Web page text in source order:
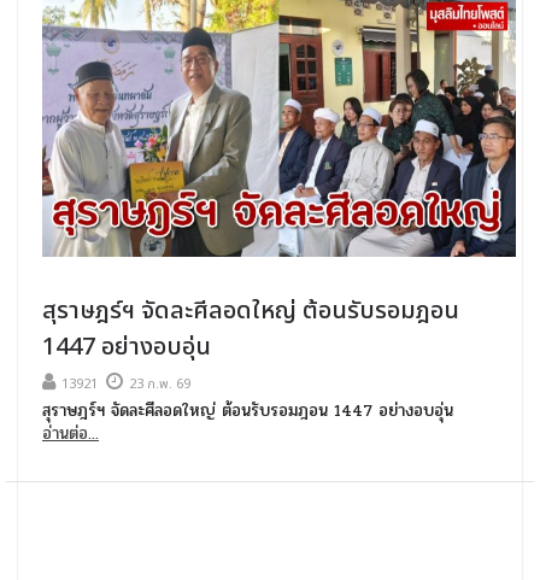
สุราษฎร์ฯ จัดละศีลอดใหญ่ ต้อนรับรอมฎอน
1447 อย่างอบอุ่น
13921 23 ก.พ. 69
สุราษฎร์ฯ จัดละศีลอดใหญ่ ต้อนรับรอมฎอน 1447 อย่างอบอุ่น
อ่านต่อ...